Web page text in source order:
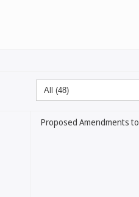
Proposed Amendments